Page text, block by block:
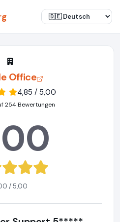
Office
4,85 / 5,00
254 Bewertungen
/ 5,00